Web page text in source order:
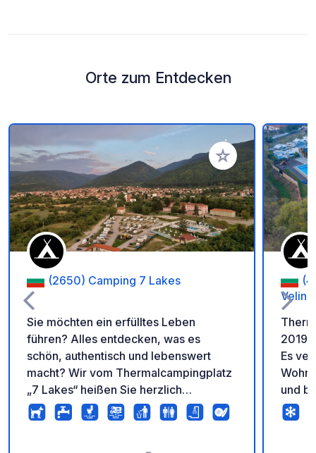
Orte zum Entdecken
Zu Ihren Favoriten
(2650) Camping 7 Lakes
Sie möchten ein erfülltes Leben
führen? Alles entdecken, was es
schön, authentisch und lebenswert
macht? Wir vom Thermalcampingplatz
„7 Lakes“ heißen Sie herzlich
willkommen in unserer Welt der
Schönheit und des Genusses! Mit Blick
2019
Es
und
der